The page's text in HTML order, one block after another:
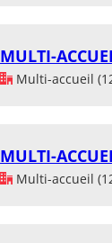
MULTI-
Multi-accueil
MULTI-
Multi-accueil